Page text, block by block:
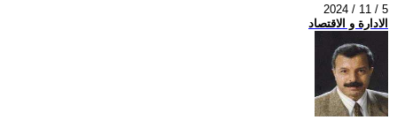
2024 / 11 / 5
الادارة و الاقتصاد